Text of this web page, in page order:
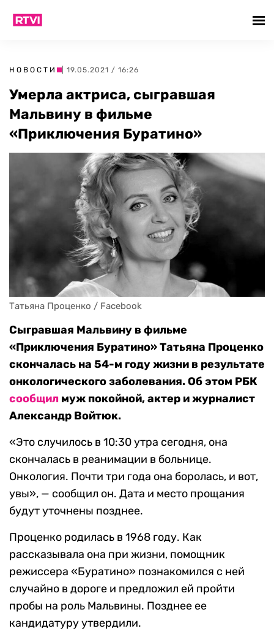
НОВОСТИ | 19.05.2021 / 16:26
Умерла актриса, сыгравшая
Мальвину в фильме
«Приключения Буратино»
Татьяна Проценко / Facebook
Сыгравшая Мальвину в фильме
«Приключения Буратино» Татьяна Проценко
скончалась на 54-м году жизни в результате
онкологического заболевания. Об этом РБК
сообщил муж покойной, актер и журналист
Александр Войтюк.
«Это случилось в 10:30 утра сегодня, она
скончалась в реанимации в больнице.
Онкология. Почти три года она боролась, и вот,
увы», — сообщил он. Дата и место прощания
будут уточнены позднее.
Проценко родилась в 1968 году. Как
рассказывала она при жизни, помощник
режиссера «Буратино» познакомился с ней
случайно в дороге и предложил ей пройти
пробы на роль Мальвины. Позднее ее
кандидатуру утвердили.